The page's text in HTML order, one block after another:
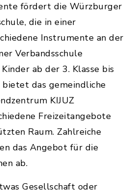
fördert die Würzburger
die in einer
Instrumente an der
Verbandsschule
ab der 3. Klasse bis
das gemeindliche
KIJUZ
Freizeitangebote
Raum. Zahlreiche
das Angebot für die
ab.
Gesellschaft oder